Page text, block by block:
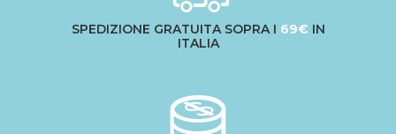
SPEDIZIONE GRATUITA SOPRA I 69€ IN
ITALIA